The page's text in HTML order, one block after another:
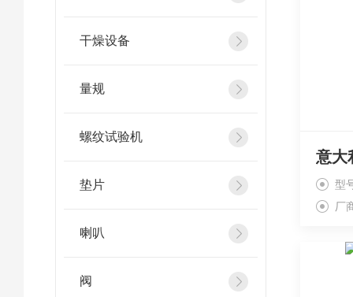
干燥设备
量规
螺纹试验机
垫片
喇叭
阀
意大
型
厂